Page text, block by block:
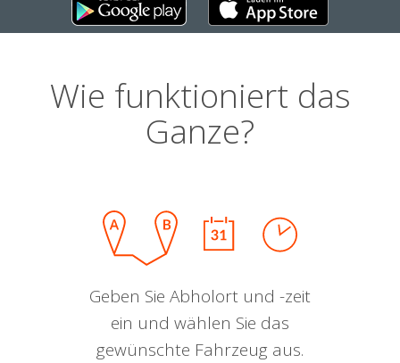
Wie funktioniert das
Ganze?
Geben Sie Abholort und -zeit
ein und wählen Sie das
gewünschte Fahrzeug aus.